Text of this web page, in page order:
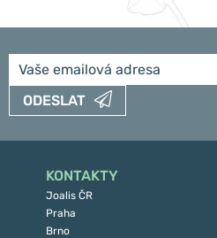
ODESLAT
KONTAKTY
Joalis ČR
Praha
Brno